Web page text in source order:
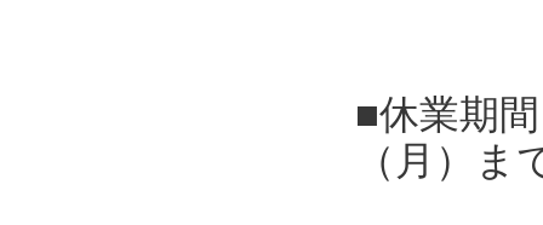
■休業期
（月）ま